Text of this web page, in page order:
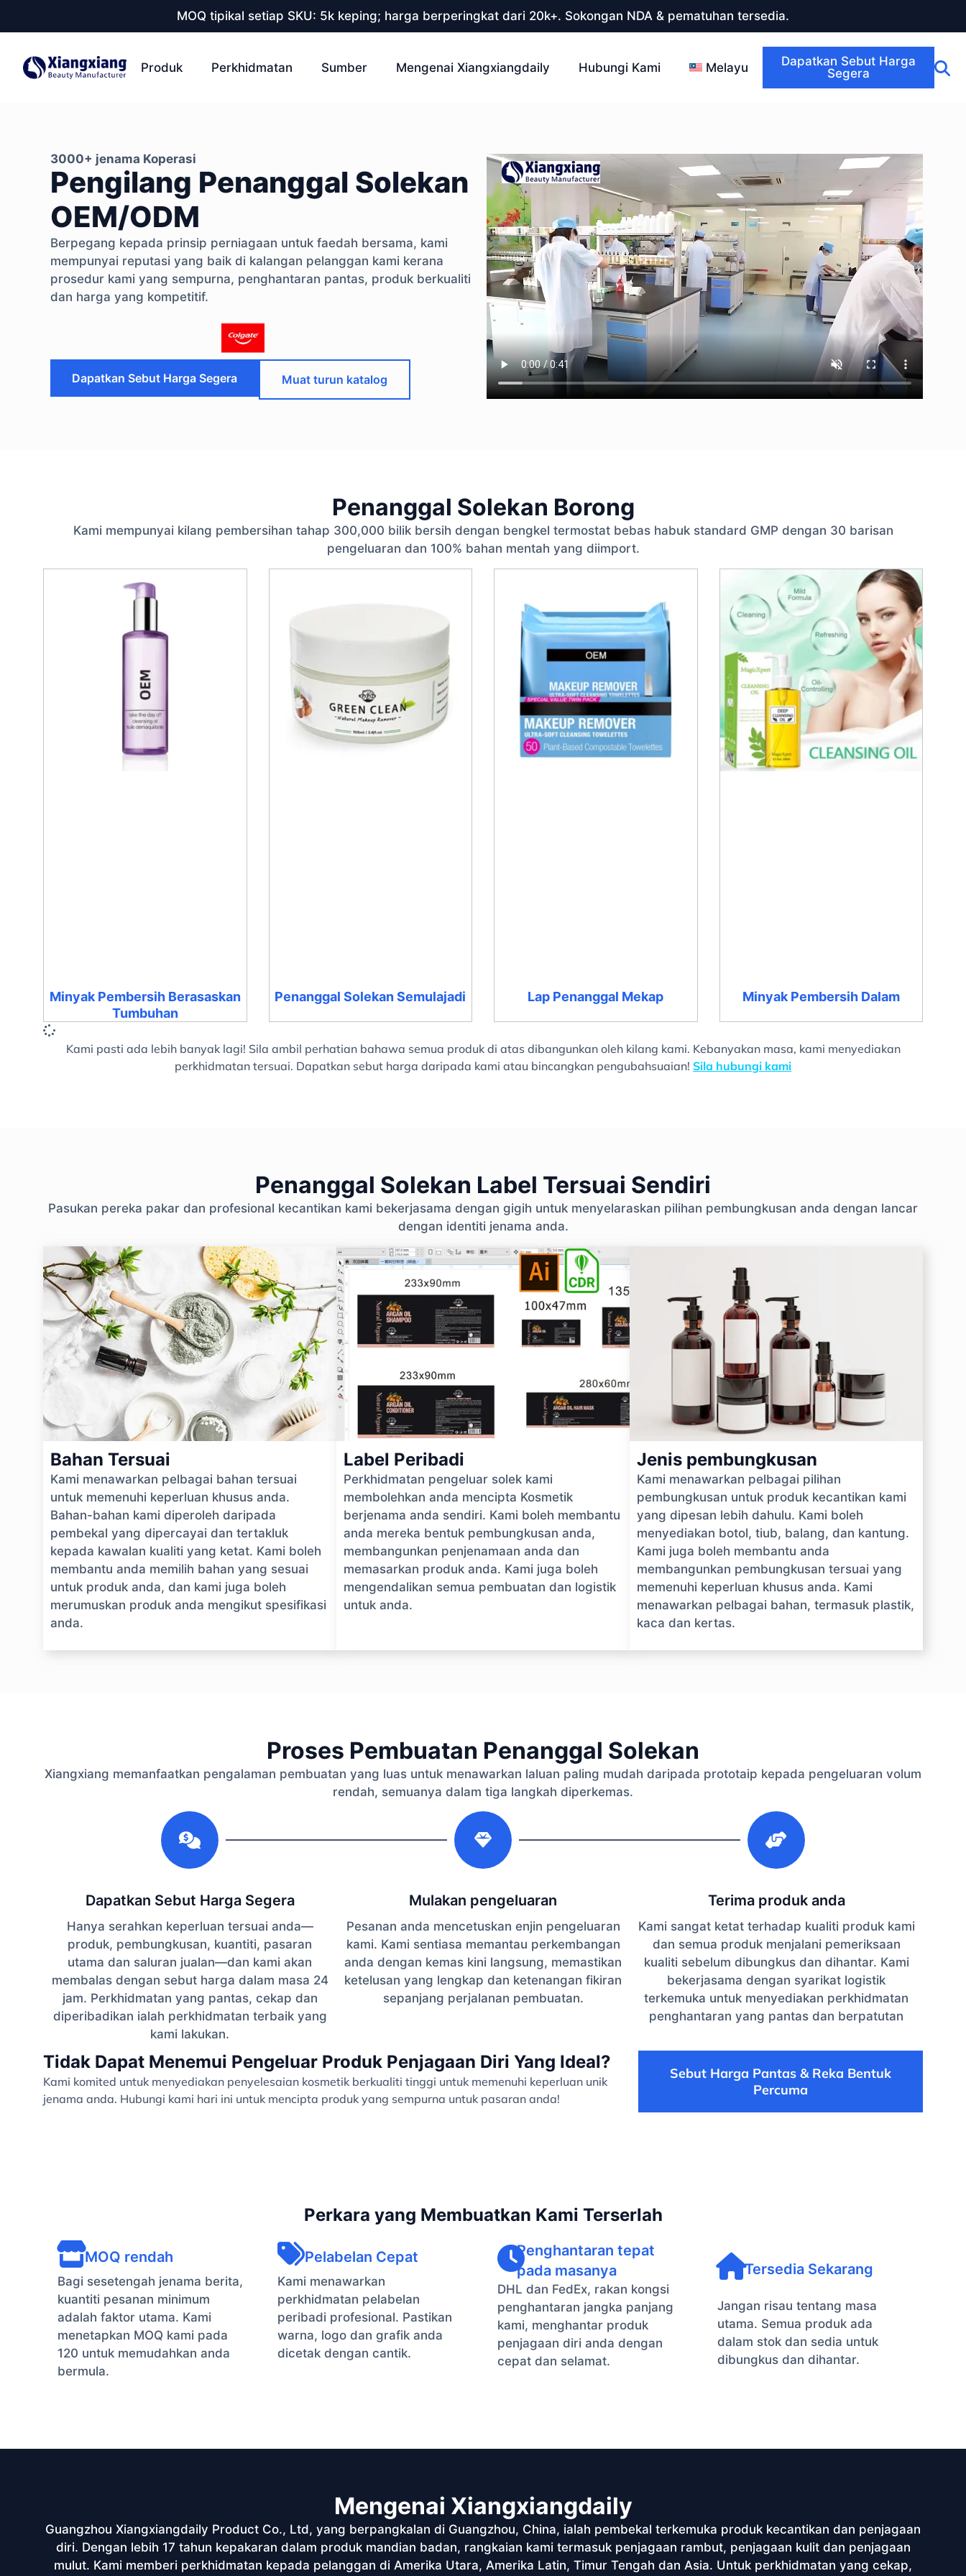
MOQ tipikal setiap SKU: 5k keping; harga berperingkat dari 20k+. Sokongan NDA & pematuhan tersedia.
Produk Perkhidmatan Sumber Mengenai Xiangxiangdaily Hubungi Kami Melayu
Dapatkan Sebut Harga
Segera
3000+ jenama Koperasi
Pengilang Penanggal Solekan
OEM/ODM
Berpegang kepada prinsip perniagaan untuk faedah bersama, kami
mempunyai reputasi yang baik di kalangan pelanggan kami kerana
prosedur kami yang sempurna, penghantaran pantas, produk berkualiti
dan harga yang kompetitif.
Dapatkan Sebut Harga Segera Muat turun katalog
Penanggal Solekan Borong
Kami mempunyai kilang pembersihan tahap 300,000 bilik bersih dengan bengkel termostat bebas habuk standard GMP dengan 30 barisan
pengeluaran dan 100% bahan mentah yang diimport.
Minyak Pembersih Berasaskan
Tumbuhan
Penanggal Solekan Semulajadi Lap Penanggal Mekap Minyak Pembersih Dalam
Kami pasti ada lebih banyak lagi! Sila ambil perhatian bahawa semua produk di atas dibangunkan oleh kilang kami. Kebanyakan masa, kami menyediakan
perkhidmatan tersuai. Dapatkan sebut harga daripada kami atau bincangkan pengubahsuaian! Sila hubungi kami
Penanggal Solekan Label Tersuai Sendiri
Pasukan pereka pakar dan profesional kecantikan kami bekerjasama dengan gigih untuk menyelaraskan pilihan pembungkusan anda dengan lancar
dengan identiti jenama anda.
Bahan Tersuai
Kami menawarkan pelbagai bahan tersuai
untuk memenuhi keperluan khusus anda.
Bahan-bahan kami diperoleh daripada
pembekal yang dipercayai dan tertakluk
kepada kawalan kualiti yang ketat. Kami boleh
membantu anda memilih bahan yang sesuai
untuk produk anda, dan kami juga boleh
merumuskan produk anda mengikut spesifikasi
anda.
Label Peribadi
Perkhidmatan pengeluar solek kami
membolehkan anda mencipta Kosmetik
berjenama anda sendiri. Kami boleh membantu
anda mereka bentuk pembungkusan anda,
membangunkan penjenamaan anda dan
memasarkan produk anda. Kami juga boleh
mengendalikan semua pembuatan dan logistik
untuk anda.
Jenis pembungkusan
Kami menawarkan pelbagai pilihan
pembungkusan untuk produk kecantikan kami
yang dipesan lebih dahulu. Kami boleh
menyediakan botol, tiub, balang, dan kantung.
Kami juga boleh membantu anda
membangunkan pembungkusan tersuai yang
memenuhi keperluan khusus anda. Kami
menawarkan pelbagai bahan, termasuk plastik,
kaca dan kertas.
Proses Pembuatan Penanggal Solekan
Xiangxiang memanfaatkan pengalaman pembuatan yang luas untuk menawarkan laluan paling mudah daripada prototaip kepada pengeluaran volum
rendah, semuanya dalam tiga langkah diperkemas.
Dapatkan Sebut Harga Segera
Hanya serahkan keperluan tersuai anda—
produk, pembungkusan, kuantiti, pasaran
utama dan saluran jualan—dan kami akan
membalas dengan sebut harga dalam masa 24
jam. Perkhidmatan yang pantas, cekap dan
diperibadikan ialah perkhidmatan terbaik yang
kami lakukan.
Mulakan pengeluaran
Pesanan anda mencetuskan enjin pengeluaran
kami. Kami sentiasa memantau perkembangan
anda dengan kemas kini langsung, memastikan
ketelusan yang lengkap dan ketenangan fikiran
sepanjang perjalanan pembuatan.
Terima produk anda
Kami sangat ketat terhadap kualiti produk kami
dan semua produk menjalani pemeriksaan
kualiti sebelum dibungkus dan dihantar. Kami
bekerjasama dengan syarikat logistik
terkemuka untuk menyediakan perkhidmatan
penghantaran yang pantas dan berpatutan
Tidak Dapat Menemui Pengeluar Produk Penjagaan Diri Yang Ideal?
Kami komited untuk menyediakan penyelesaian kosmetik berkualiti tinggi untuk memenuhi keperluan unik
jenama anda. Hubungi kami hari ini untuk mencipta produk yang sempurna untuk pasaran anda!
Sebut Harga Pantas & Reka Bentuk
Percuma
Perkara yang Membuatkan Kami Terserlah
MOQ rendah
Bagi sesetengah jenama berita,
kuantiti pesanan minimum
adalah faktor utama. Kami
menetapkan MOQ kami pada
120 untuk memudahkan anda
bermula.
Pelabelan Cepat
Kami menawarkan
perkhidmatan pelabelan
peribadi profesional. Pastikan
warna, logo dan grafik anda
dicetak dengan cantik.
Penghantaran tepat
pada masanya
DHL dan FedEx, rakan kongsi
penghantaran jangka panjang
kami, menghantar produk
penjagaan diri anda dengan
cepat dan selamat.
Tersedia Sekarang
Jangan risau tentang masa
utama. Semua produk ada
dalam stok dan sedia untuk
dibungkus dan dihantar.
Mengenai Xiangxiangdaily
Guangzhou Xiangxiangdaily Product Co., Ltd, yang berpangkalan di Guangzhou, China, ialah pembekal terkemuka produk kecantikan dan penjagaan
diri. Dengan lebih 17 tahun kepakaran dalam produk mandian badan, rangkaian kami termasuk penjagaan rambut, penjagaan kulit dan penjagaan
mulut. Kami memberi perkhidmatan kepada pelanggan di Amerika Utara, Amerika Latin, Timur Tengah dan Asia. Untuk perkhidmatan yang cekap,